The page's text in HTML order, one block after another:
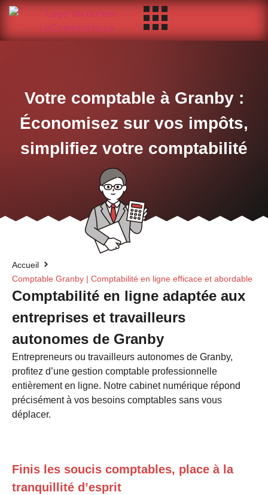
Votre comptable à Granby :
Économisez sur vos impôts,
simplifiez votre comptabilité
Accueil
Comptable Granby | Comptabilité en ligne efficace et abordable
Comptabilité en ligne adaptée aux
entreprises et travailleurs
autonomes de Granby
Entrepreneurs ou travailleurs autonomes de Granby,
profitez d’une gestion comptable professionnelle
entièrement en ligne. Notre cabinet numérique répond
précisément à vos besoins comptables sans vous
déplacer.
Finis les soucis comptables, place à la
tranquillité d’esprit